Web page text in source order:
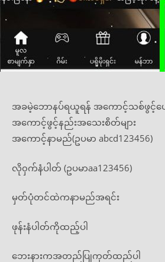
အခမဲ့ဘောနပ်ရယူရန် အကောင့်သစ်ဖွင့်ပေ
အကောင့်ဖွင့်နည်းအသေးစိတ်များ
အကောင့်နာမည်(ဥပမာ abcd123456)
လို၀ှက်နံပါတ် (ဥပမာaa123456)
မှတ်ပုံတင်ထဲကနာမည်အရင်း
ဖုန်းနံပါတ်ကိုထည့်ပါ
ဘေးနားကအတည်ပြုကုတ်ထည်ပါ